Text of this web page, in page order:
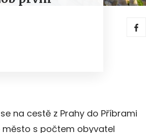
na cestě z Prahy do Příbrami
město s počtem obyvatel